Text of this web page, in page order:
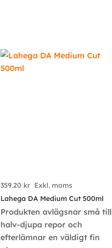
359.20 kr Exkl. moms
Lahega DA Medium Cut 500ml
Produkten avlägsnar små till
halv-djupa repor och
efterlämnar en väldigt fin